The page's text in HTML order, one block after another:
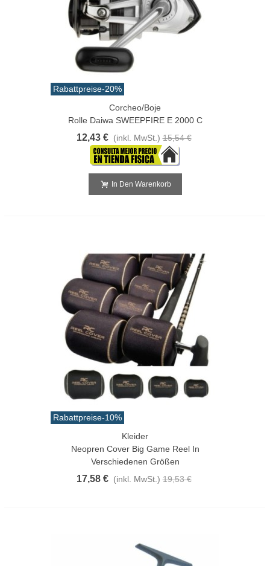
Rabattpreise-20%
Corcheo/Boje
Rolle Daiwa SWEEPFIRE E 2000 C
12,43 € (inkl. MwSt.) 15,54 €
In Den Warenkorb
Rabattpreise-10%
Kleider
Neopren Cover Big Game Reel In
Verschiedenen Größen
17,58 € (inkl. MwSt.) 19,53 €